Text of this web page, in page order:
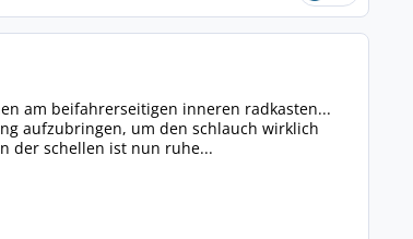
am beifahrerseitigen inneren radkasten...
aufzubringen, um den schlauch wirklich
der schellen ist nun ruhe...